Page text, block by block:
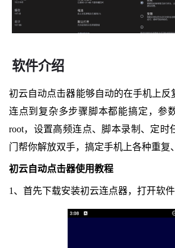
软件介绍
初云自动点击器能够自动的在手机上反
连点到复杂多步骤脚本都能搞定，参
root，设置高频连点、脚本录制、定时
门帮你解放双手，搞定手机上各种重复
初云自动点击器使用教程
1、首先下载安装初云连点器，打开软件